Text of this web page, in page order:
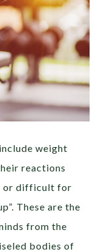
weight
reactions
or difficult for
These are the
from the
bodies of